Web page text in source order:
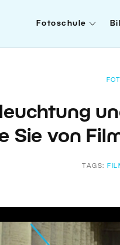
Fotoschule
Sie von
TAGS: